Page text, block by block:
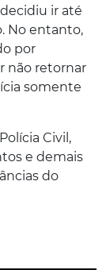
ir até
No entanto,
por
não retornar
somente
Civil,
e demais
do